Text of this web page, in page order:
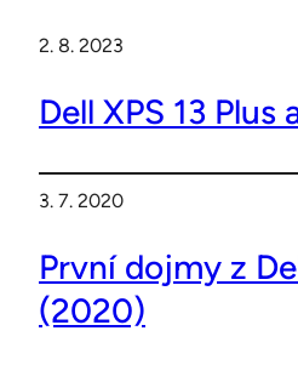
2. 8. 2023
Dell XPS 13 Plus
3. 7. 2020
První dojmy z
(2020)